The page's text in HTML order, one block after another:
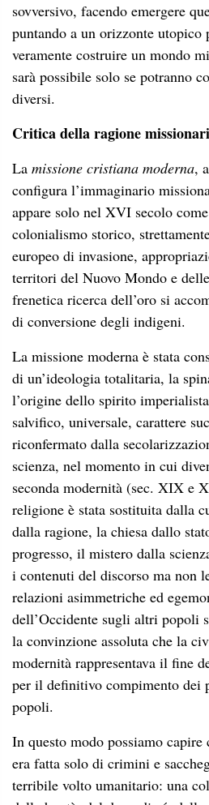
sovversivo, facendo emergere
puntando a un orizzonte utopico
veramente costruire un mondo
sarà possibile solo se potranno
diversi.
Critica della ragione
La missione cristiana moderna,
configura l’immaginario
appare solo nel XVI secolo
colonialismo storico,
europeo di invasione,
territori del Nuovo Mondo e
frenetica ricerca dell’oro si
di conversione degli indigeni.
La missione moderna è stata
di un’ideologia totalitaria, la
l’origine dello spirito
salvifico, universale, carattere
riconfermato dalla
scienza, nel momento in cui
seconda modernità (sec. XIX e
religione è stata sostituita dalla
dalla ragione, la chiesa dallo
progresso, il mistero dalla
i contenuti del discorso ma non
relazioni asimmetriche ed
dell’Occidente sugli altri popoli
la convinzione assoluta che la
modernità rappresentava il fine
per il definitivo compimento
popoli.
In questo modo possiamo
era fatta solo di crimini e
terribile volto umanitario: una